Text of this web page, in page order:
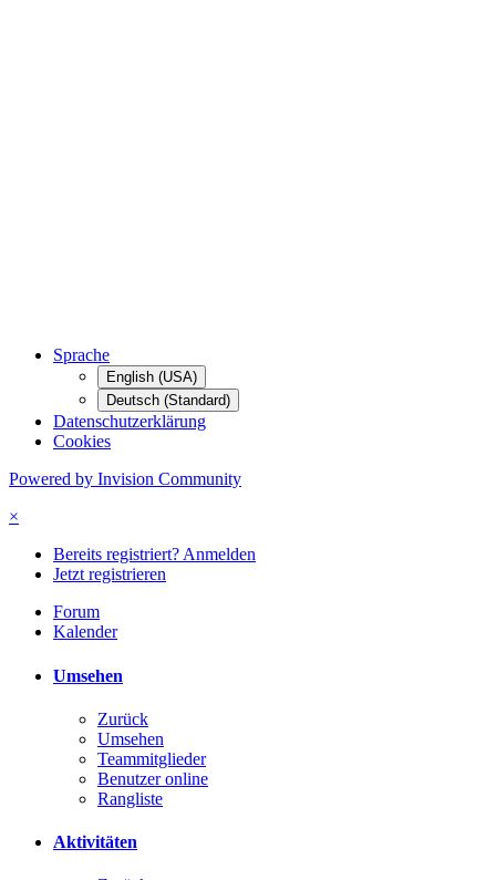
Sprache
English (USA)
Deutsch (Standard)
Datenschutzerklärung
Cookies
Powered by Invision Community
×
Bereits registriert? Anmelden
Jetzt registrieren
Forum
Kalender
Umsehen
Zurück
Umsehen
Teammitglieder
Benutzer online
Rangliste
Aktivitäten